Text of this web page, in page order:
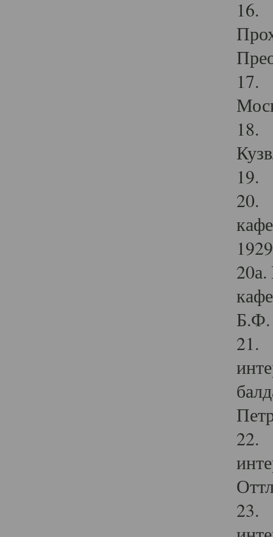
16.
17.
18.
19.
20.
Б.Ф.
21.
22.
23.